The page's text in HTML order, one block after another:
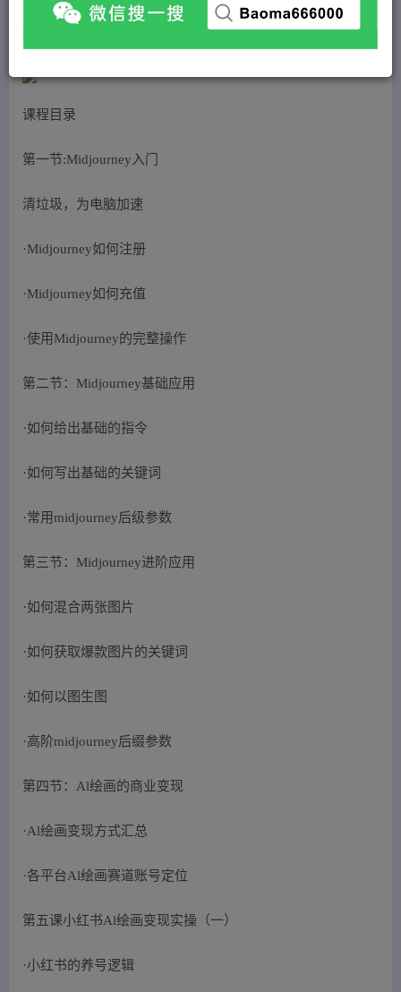
站长QQ：1970819299
课程目录
第一节:Midjourney入门
清垃圾，为电脑加速
·Midjourney如何注册
·Midjourney如何充值
·使用Midjourney的完整操作
第二节：Midjourney基础应用
·如何给出基础的指令
·如何写出基础的关键词
·常用midjourney后级参数
第三节：Midjourney进阶应用
·如何混合两张图片
·如何获取爆款图片的关键词
·如何以图生图
·高阶midjourney后缀参数
第四节：Al绘画的商业变现
·Al绘画变现方式汇总
·各平台Al绘画赛道账号定位
第五课小红书Al绘画变现实操（一）
·小红书的养号逻辑